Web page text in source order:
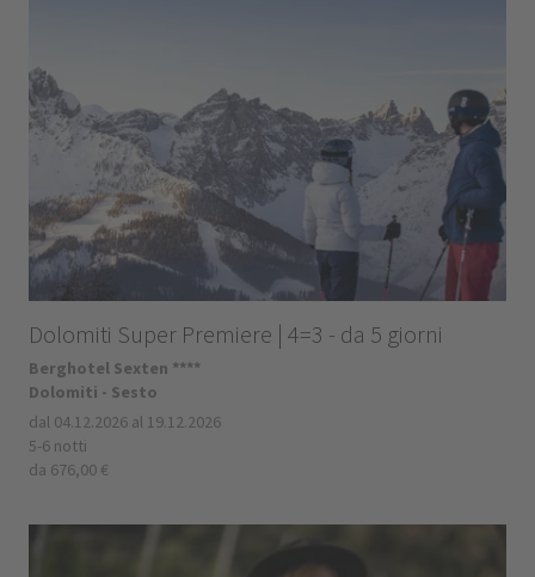
Dolomiti Super Premiere | 4=3 - da 5 giorni
Berghotel Sexten ****
Dolomiti - Sesto
dal 04.12.2026 al 19.12.2026
5-6 notti
da 676,00 €